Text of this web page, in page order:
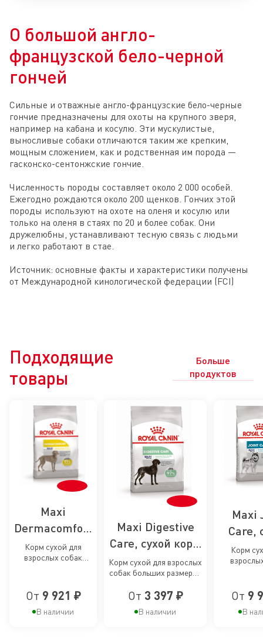
О большой англо-
французской бело-черной
гончей
Сильные и отважные англо-французские бело-черные
гончие предназначены для охоты на крупного зверя,
например на кабана и косулю. Эти мускулистые,
выносливые собаки отличаются таким же крепким,
мощным сложением, как и родственная им порода —
гасконско-сентонжские гончие.
Численность породы составляет около 2 000 особей.
Ежегодно рождаются около 200 щенков. Гончих этой
породы используют на охоте на оленя и косулю или
только на оленя в стаях по 20 и более собак. Они
дружелюбны, устанавливают тесную связь с людьми
и легко работают в стае.
Источник: основные факты и характеристики получены
от Международной кинологической федерации (FCI)
Подходящие
товары
Больше
продуктов
Maxi
Dermacomfort
Care, сухой
корм для
раздражений
и зуда кожи у
Корм сухой для
взрослых собак
зуде кожи
От 9 921 ₽
В наличии
Maxi Digestive
Care, сухой корм
для собак
крупных пород с
чувствительным
пищеварением
Корм сухой для взрослых
собак больших размеров
пищеварением
От 3 397 ₽
В наличии
Maxi
Care,
Корм
От 9
В